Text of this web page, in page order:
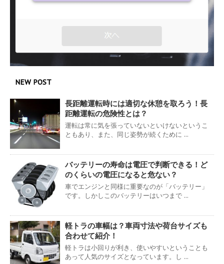
NEW POST
長距離運転時には適切な休憩を取ろう！長
距離運転の危険性とは？
運転は常に気を張っていないといけないというこ
ともあり、また、同じ姿勢が続くために ...
バッテリーの寿命は電圧で判断できる！ど
のくらいの電圧になると危ない？
車でエンジンと同様に重要なのが「バッテリー」
です。しかしこのバッテリーはいつまで ...
軽トラの車幅は？車両寸法や荷台サイズも
合わせて紹介！
軽トラは小回りが利き、使いやすいということも
あって人気のサイズとなっています。し ...